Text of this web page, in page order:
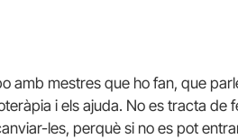
amb mestres que ho fan, que
i els ajuda. No es tracta de
les, perquè si no es pot